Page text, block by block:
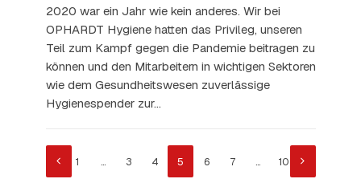
2020 war ein Jahr wie kein anderes. Wir bei
OPHARDT Hygiene hatten das Privileg, unseren
Teil zum Kampf gegen die Pandemie beitragen zu
können und den Mitarbeitern in wichtigen Sektoren
wie dem Gesundheitswesen zuverlässige
Hygienespender zur...
1 … 3 4 5 6 7 … 10